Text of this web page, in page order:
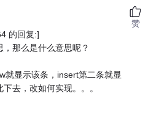
的回复:]
那么是什么意思呢？
就显示该条，insert第二条就显
去，改如何实现。。。
赞